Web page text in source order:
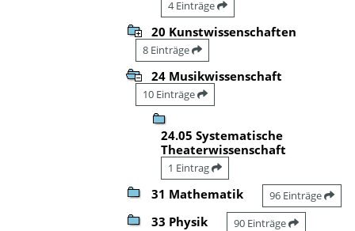
4 Einträge
20 Kunstwissenschaften
8 Einträge
24 Musikwissenschaft
10 Einträge
24.05 Systematische
Theaterwissenschaft
1 Eintrag
31 Mathematik 96 Einträge
33 Physik 90 Einträge